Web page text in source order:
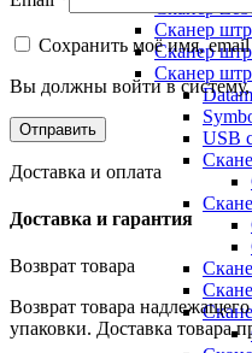
Сканер
Сканер
Сканер
Сканер
USB
Сохранить моё имя,
Вы должны войти в систему,
Доставка и оплата
Доставка и гарантия
Возврат товара
Возврат товара
упаковки. Доставка товара